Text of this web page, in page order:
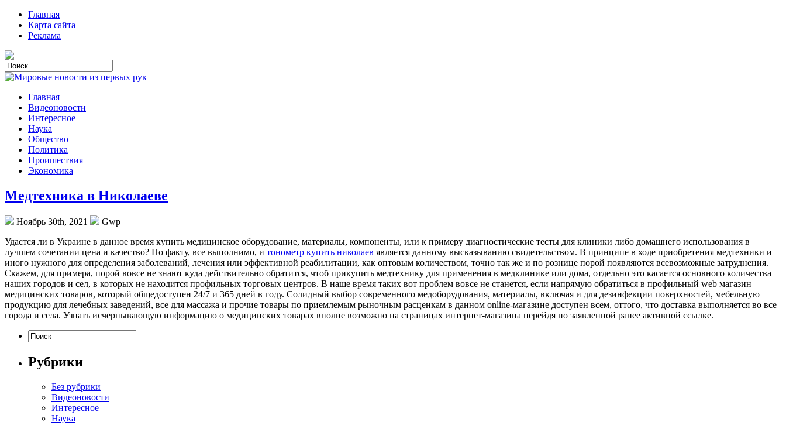
Главная
Карта сайта
Реклама
Главная
Видеоновости
Интересное
Наука
Общество
Политика
Проишествия
Экономика
Медтехника в Николаеве
Ноябрь 30th, 2021
Gwp
Удaстся ли в Укрaинe в данное время купить медицинское оборудование, материалы, компоненты, или к примеру диагностические тесты для клиники либо домашнего использования в
лучшем сочетании цена и качество? По факту, все выполнимо, и тонометр купить николаев является данному высказыванию свидетельством. В принципе в ходе приобретения медтехники и
иного нужного для определения заболеваний, лечения или эффективной реабилитации, как оптовым количеством, точно так же и по рознице порой появляются всевозможные затруднения.
Скажем, для примера, порой вовсе не знают куда действительно обратится, чтоб прикупить медтехнику для применения в медклинике или дома, отдельно это касается основного количества
наших городов и сел, в которых не находится профильных торговых центров. В наше время таких вот проблем вовсе не станется, если напрямую обратиться в профильный web магазин
медицинских товаров, который общедоступен 24/7 и 365 дней в году. Солидный выбор современного медоборудования, материалы, включая и для дезинфекции поверхностей, мебельную
продукцию для лечебных заведений, все для массажа и прочие товары по приемлемым рыночным расценкам в данном online-магазине доступен всем, оттого, что доставка выполняется во все
города и села. Узнать исчерпывающую информацию о медицинских товарах вполне возможно на страницах интернет-магазина перейдя по заявленной ранее активной ссылке.
Рубрики
Без рубрики
Видеоновости
Интересное
Наука